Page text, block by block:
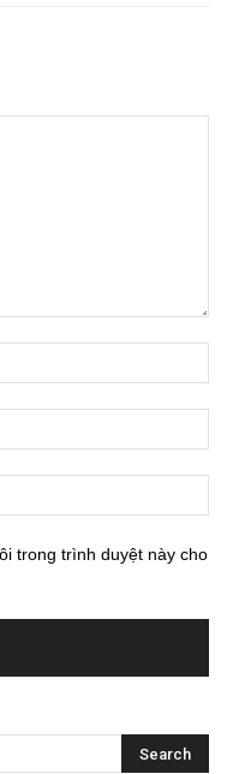
trong trình duyệt này cho